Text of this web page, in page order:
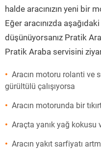
halde aracınızın yeni bir
Eğer aracınızda
düşünüyorsanız Pratik
Pratik Araba servisini
Aracın motoru rolanti ve
gürültülü çalışıyorsa
Aracın motorunda bir
Araçta yanık yağ kokusu
Aracın yakıt sarfiyatı